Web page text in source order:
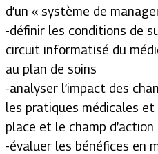
d’un « système de
-définir les conditions de
circuit informatisé du
au plan de soins
-analyser l’impact des
les pratiques médicales
place et le champ
-évaluer les bénéfices en